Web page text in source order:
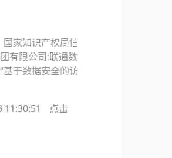
家知识产权局信
有限公司;联通数
基于数据安全的访
11:30:51
点击